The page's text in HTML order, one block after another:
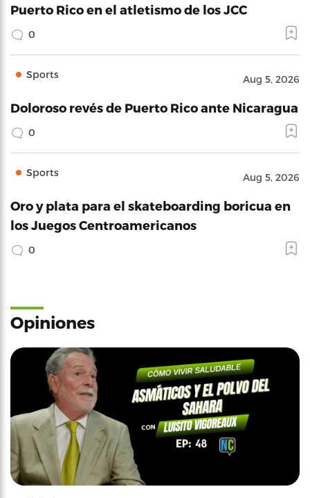
Puerto Rico en el atletismo de los JCC
0
Sports Aug 5, 2026
Doloroso revés de Puerto Rico ante Nicaragua
0
Sports Aug 5, 2026
Oro y plata para el skateboarding boricua en
los Juegos Centroamericanos
0
Opiniones